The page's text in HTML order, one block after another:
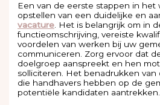
Een van de eerste stappen in het
opstellen van een duidelijke en
vacature. Het is belangrijk om in
functieomschrijving, vereiste
voordelen van werken bij uw
communiceren. Zorg ervoor dat
doelgroep aanspreekt en hen
solliciteren. Het benadrukken van
die handhavers hebben op de
potentiële kandidaten aantrekken.